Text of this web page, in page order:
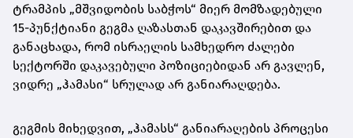
ტრამპის „მშვიდობის საბჭოს“ მიერ მომზადებული
15-პუნქტიანი გეგმა ღაზასთან დაკავშირებით და
განაცხადა, რომ ისრაელის სამხედრო ძალები
სექტორში დაკავებული პოზიციებიდან არ გავლენ,
ვიდრე „ჰამასი“ სრულად არ განიარაღდება.
გეგმის მიხედვით, „ჰამასს“ განიარაღების პროცესი